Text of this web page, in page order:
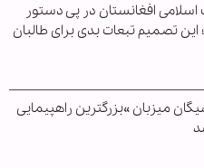
افغانستان در پی دستور
تصمیم تبعات بدی برای طالبان
میزبان »بزرگترین راهپیمایی